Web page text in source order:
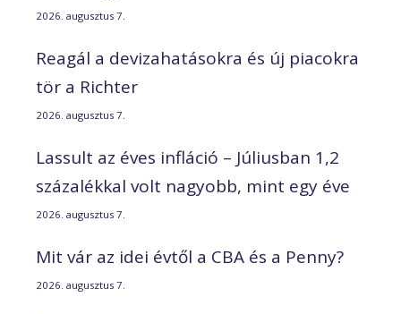
2026. augusztus 7.
Reagál a devizahatásokra és új piacokra
tör a Richter
2026. augusztus 7.
Lassult az éves infláció – Júliusban 1,2
százalékkal volt nagyobb, mint egy éve
2026. augusztus 7.
Mit vár az idei évtől a CBA és a Penny?
2026. augusztus 7.